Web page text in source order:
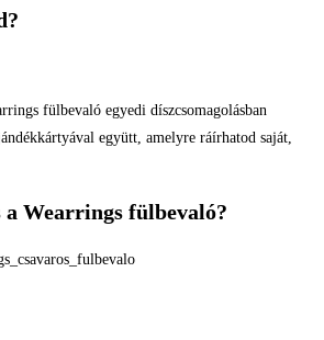
fülbevaló egyedi díszcsomagolásban
együtt, amelyre ráírhatod saját,
Wearrings fülbevaló?